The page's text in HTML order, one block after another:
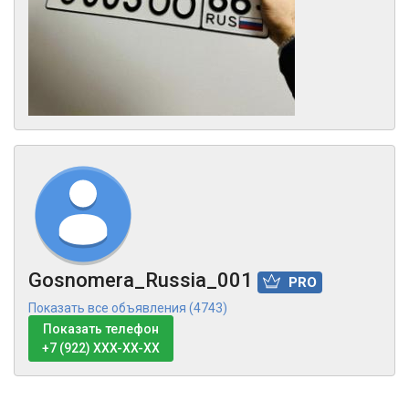
Gosnomera_Russia_001 PRO
Показать все объявления (4743)
Показать телефон
+7 (922) XXX-XX-XX